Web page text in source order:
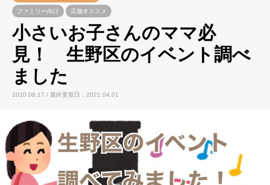
ファミリー向け 店舗オススメ
小さいお子さんのママ必
見！ 生野区のイベント調べ
ました
2020.08.17 / 最終更新日：2021.04.01